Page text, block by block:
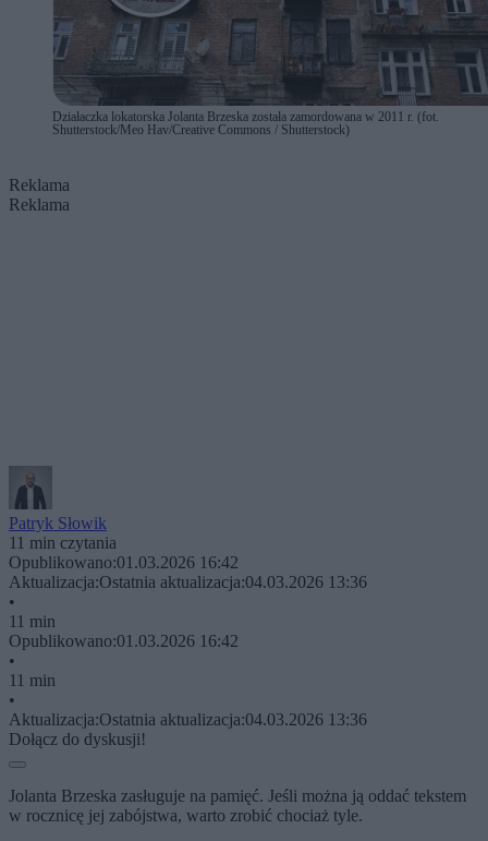
Działaczka lokatorska Jolanta Brzeska została zamordowana w 2011 r. (fot.
Shutterstock/Meo Hav/Creative Commons / Shutterstock)
Reklama
Reklama
Patryk Słowik
11 min czytania
Opublikowano:01.03.2026 16:42
Aktualizacja:Ostatnia aktualizacja:04.03.2026 13:36
•
11 min
Opublikowano:01.03.2026 16:42
•
11 min
•
Aktualizacja:Ostatnia aktualizacja:04.03.2026 13:36
Dołącz do dyskusji!
Jolanta Brzeska zasługuje na pamięć. Jeśli można ją oddać tekstem
w rocznicę jej zabójstwa, warto zrobić chociaż tyle.